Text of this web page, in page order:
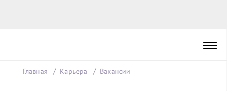
Главная Карьера Вакансии